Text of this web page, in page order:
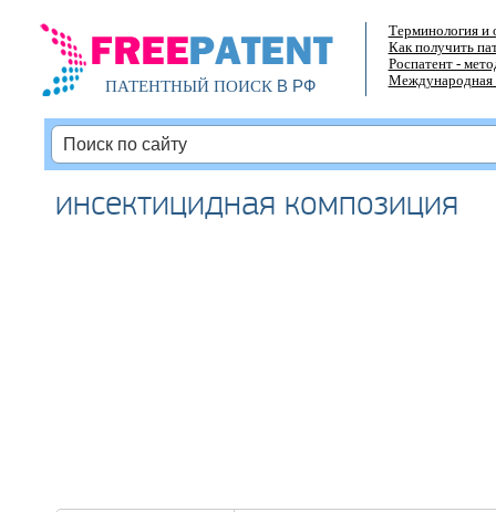
ПАТЕНТНЫЙ ПОИСКВ РФ
Терминология и
Как получить
Роспатент -
Международная
инсектицидная композиция